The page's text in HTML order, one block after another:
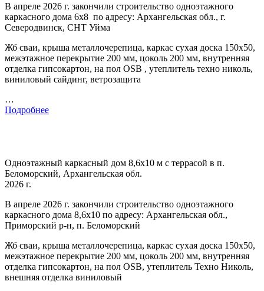
В апреле 2026 г. закончили строительство одноэтажного
каркасного дома 6х8 по адресу: Архангельская обл., г.
Северодвинск, СНТ Уйма
Жб сваи, крыша металлочерепица, каркас сухая доска 150х50,
межэтажное перекрытие 200 мм, цоколь 200 мм, внутренняя
отделка гипсокартон, на пол OSB , утеплитель техно николь,
виниловый сайдинг, ветрозащита
…
Подробнее
Одноэтажный каркасный дом 8,6х10 м с террасой в п.
Беломорский, Архангельская обл.
2026 г.
В апреле 2026 г. закончили строительство одноэтажного
каркасного дома 8,6х10 по адресу: Архангельская обл.,
Приморский р-н, п. Беломорский
Жб сваи, крыша металлочерепица, каркас сухая доска 150х50,
межэтажное перекрытие 200 мм, цоколь 200 мм, внутренняя
отделка гипсокартон, на пол OSB, утеплитель Техно Николь,
внешняя отделка виниловый